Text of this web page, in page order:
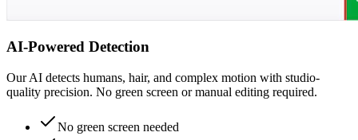
AI-Powered Detection
Our AI detects humans, hair, and complex motion with studio-
quality precision. No green screen or manual editing required.
No green screen needed